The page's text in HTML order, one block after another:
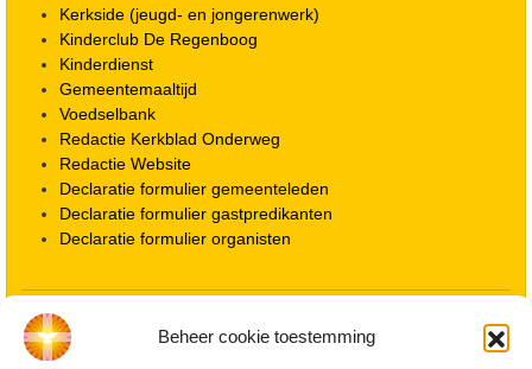
Beheer cookie toestemming
Kerkside (jeugd- en jongerenwerk)
Kinderclub De Regenboog
Kinderdienst
Gemeentemaaltijd
Voedselbank
Redactie Kerkblad Onderweg
Redactie Website
Declaratie formulier gemeenteleden
Declaratie formulier gastpredikanten
Declaratie formulier organisten
Locatie kerk
ANBI informatie PGWD